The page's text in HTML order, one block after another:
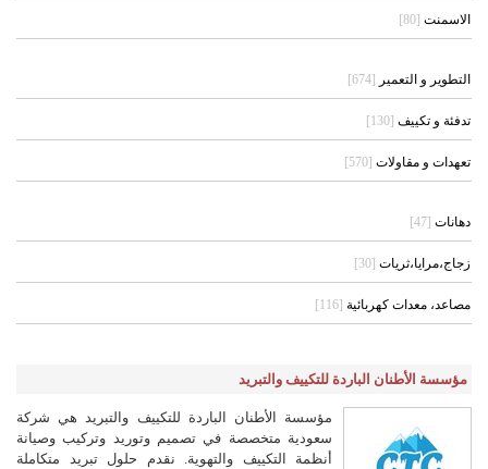
الاسمنت [80]
التطوير و التعمير [674]
تدفئة و تكييف [130]
تعهدات و مقاولات [570]
دهانات [47]
زجاج،مرايا،ثريات [30]
مصاعد، معدات كهربائية [116]
مؤسسة الأطنان الباردة للتكييف والتبريد
مؤسسة الأطنان الباردة للتكييف والتبريد هي شركة
سعودية متخصصة في تصميم وتوريد وتركيب وصيانة
أنظمة التكييف والتهوية. نقدم حلول تبريد متكاملة